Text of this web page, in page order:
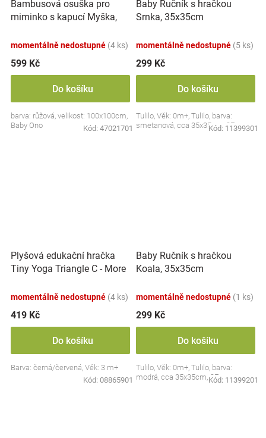
Bambusová osuška pro
miminko s kapucí Myška,
momentálně nedostupné (4 ks)
599 Kč
Do košíku
barva: růžová, velikost: 100x100cm,
Baby Ono
Kód: 47021701
Baby Ručník s hračkou
Srnka, 35x35cm
momentálně nedostupné (5 ks)
299 Kč
Do košíku
Tulilo, Věk: 0m+, Tulilo, barva:
smetanová, cca 35x35cm, CE
Kód: 11399301
Plyšová edukační hračka
Tiny Yoga Triangle C - More
BabyOno
momentálně nedostupné (4 ks)
419 Kč
Do košíku
Barva: černá/červená, Věk: 3 m+
Kód: 08865901
Baby Ručník s hračkou
Koala, 35x35cm
momentálně nedostupné (1 ks)
299 Kč
Do košíku
Tulilo, Věk: 0m+, Tulilo, barva:
modrá, cca 35x35cm, CE
Kód: 11399201